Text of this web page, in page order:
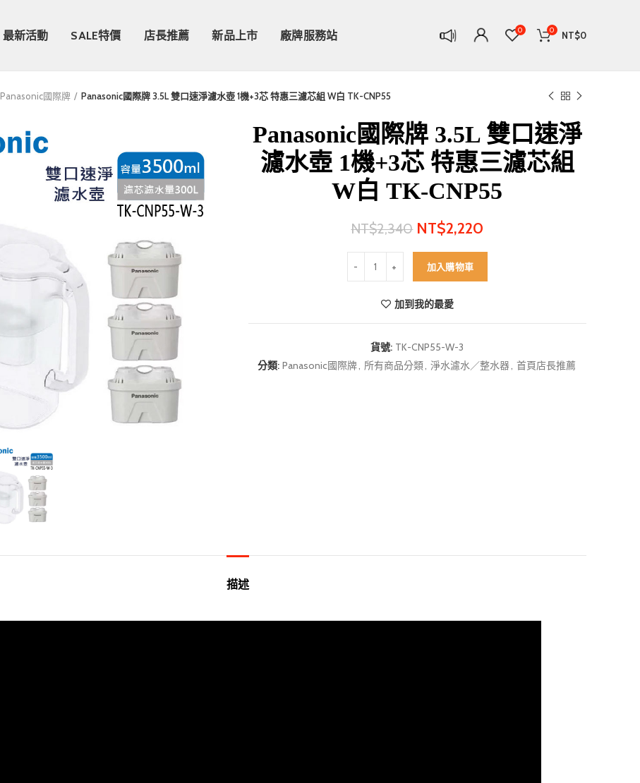
最新活動 SALE特價 店長推薦 新品上市 廠牌服務站 0 0 NT$0
Panasonic國際牌 Panasonic國際牌 3.5L 雙口速淨濾水壺 1機+3芯 特惠三濾芯組 W白 TK-CNP55
Panasonic國際牌 3.5L 雙口速淨
濾水壺 1機+3芯 特惠三濾芯組
W白 TK-CNP55
NT$2,340 NT$2,220
Panasonic國際牌 3.5L 雙口速淨濾水壺 1機+3芯 特惠三濾芯組 W白
加入購物車
加到我的最愛
貨號: TK-CNP55-W-3
分類: Panasonic國際牌, 所有商品分類, 淨水濾水／整水器, 首頁店長推薦
描述